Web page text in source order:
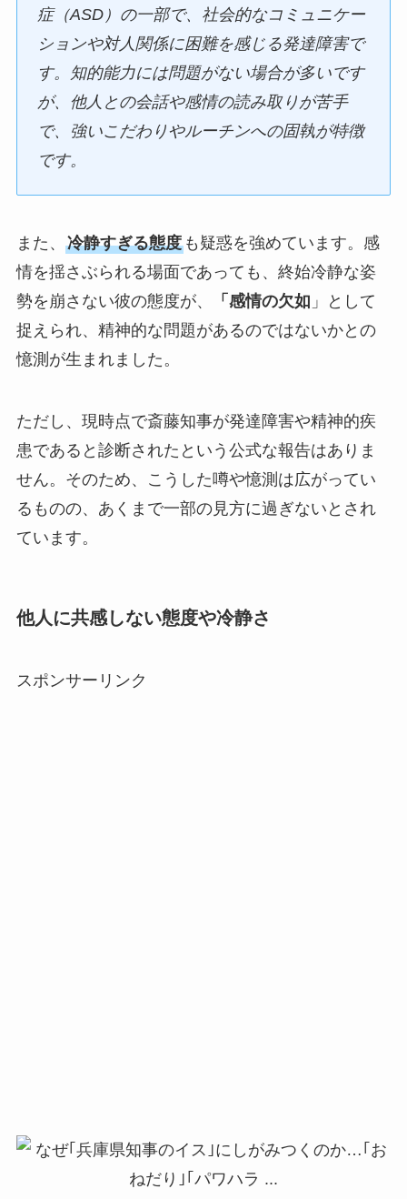
症（ASD）の一部で、社会的なコミュニケー
ションや対人関係に困難を感じる発達障害で
す。知的能力には問題がない場合が多いです
が、他人との会話や感情の読み取りが苦手
で、強いこだわりやルーチンへの固執が特徴
です。
また、 冷静すぎる態度も疑惑を強めています。感
情を揺さぶられる場面であっても、終始冷静な姿
勢を崩さない彼の態度が、
「感情の欠如 」として
捉えられ、精神的な問題があるのではないかとの
憶測が生まれました。
ただし、現時点で斎藤知事が発達障害や精神的疾
患であると診断されたという公式な報告はありま
せん。そのため、こうした噂や憶測は広がってい
るものの、あくまで一部の見方に過ぎないとされ
ています。
他人に共感しない態度や冷静さ
スポンサーリンク